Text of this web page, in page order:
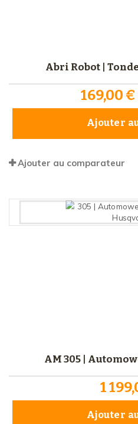
Abri Robot |
169,00 €
Ajouter
Ajouter au comparateur
AM 305 |
1
Ajouter